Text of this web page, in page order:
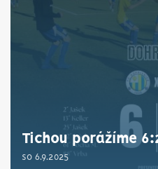
Tichou porážíme
so 6.9.2025